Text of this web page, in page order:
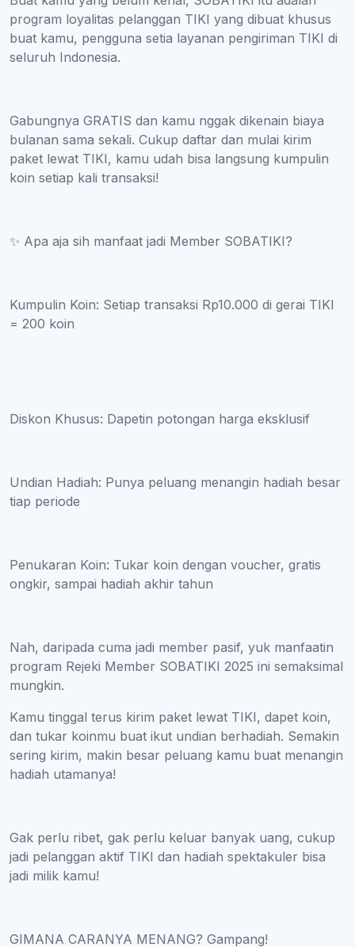
program loyalitas pelanggan TIKI yang dibuat khusus
buat kamu, pengguna setia layanan pengiriman TIKI di
seluruh Indonesia.
Gabungnya GRATIS dan kamu nggak dikenain biaya
bulanan sama sekali. Cukup daftar dan mulai kirim
paket lewat TIKI, kamu udah bisa langsung kumpulin
koin setiap kali transaksi!
✨ Apa aja sih manfaat jadi Member SOBATIKI?
Kumpulin Koin: Setiap transaksi Rp10.000 di gerai TIKI
= 200 koin
Diskon Khusus: Dapetin potongan harga eksklusif
Undian Hadiah: Punya peluang menangin hadiah besar
tiap periode
Penukaran Koin: Tukar koin dengan voucher, gratis
ongkir, sampai hadiah akhir tahun
Nah, daripada cuma jadi member pasif, yuk manfaatin
program Rejeki Member SOBATIKI 2025 ini semaksimal
mungkin.
Kamu tinggal terus kirim paket lewat TIKI, dapet koin,
dan tukar koinmu buat ikut undian berhadiah. Semakin
sering kirim, makin besar peluang kamu buat menangin
hadiah utamanya!
Gak perlu ribet, gak perlu keluar banyak uang, cukup
jadi pelanggan aktif TIKI dan hadiah spektakuler bisa
jadi milik kamu!
GIMANA CARANYA MENANG? Gampang!